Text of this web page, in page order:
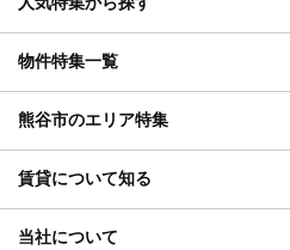
物件特集一覧
熊谷市のエリア特集
賃貸について知る
当社について